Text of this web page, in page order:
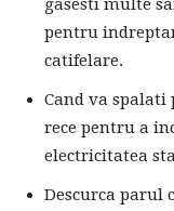
gasesti multe
pentru
catifelare.
Cand va
rece pentru a
electricitatea
Descurca parul